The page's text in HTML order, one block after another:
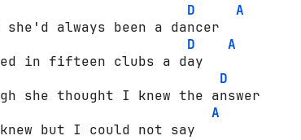
D
A
she'd always been a dancer
D
A
in fifteen clubs a day
D
she thought I knew the answer
A
but I could not say